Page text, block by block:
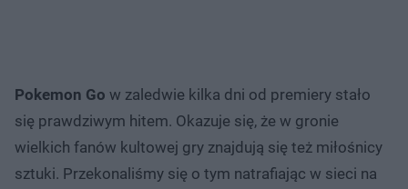
Pokemon Go w zaledwie kilka dni od premiery stało
się prawdziwym hitem. Okazuje się, że w gronie
wielkich fanów kultowej gry znajdują się też miłośnicy
sztuki. Przekonaliśmy się o tym natrafiając w sieci na